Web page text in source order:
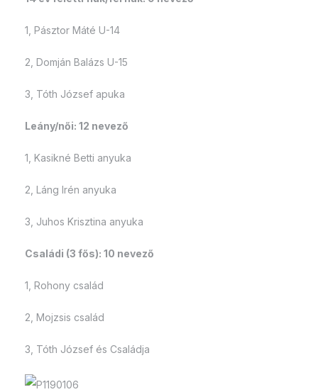
1, Pásztor Máté U-14
2, Domján Balázs U-15
3, Tóth József apuka
Leány/női: 12 nevező
1, Kasikné Betti anyuka
2, Láng Irén anyuka
3, Juhos Krisztina anyuka
Családi (3 fős): 10 nevező
1, Rohony család
2, Mojzsis család
3, Tóth József és Családja